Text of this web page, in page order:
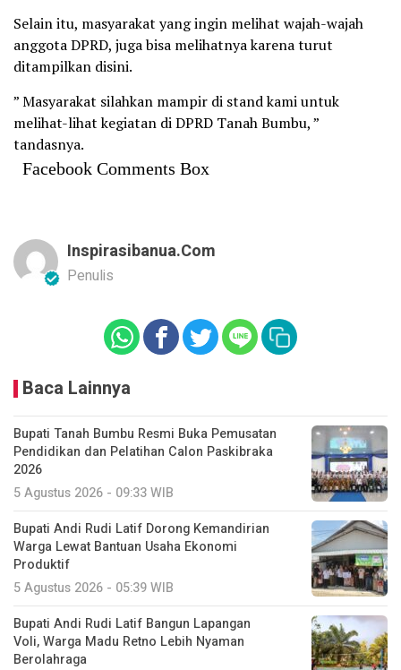
Selain itu, masyarakat yang ingin melihat wajah-wajah
anggota DPRD, juga bisa melihatnya karena turut
ditampilkan disini.
” Masyarakat silahkan mampir di stand kami untuk
melihat-lihat kegiatan di DPRD Tanah Bumbu, ”
tandasnya.
Facebook Comments Box
Inspirasibanua.com
Penulis
Baca Lainnya
Bupati Tanah Bumbu Resmi Buka Pemusatan
Pendidikan dan Pelatihan Calon Paskibraka
2026
5 Agustus 2026 - 09:33 WIB
Bupati Andi Rudi Latif Dorong Kemandirian
Warga Lewat Bantuan Usaha Ekonomi
Produktif
5 Agustus 2026 - 05:39 WIB
Bupati Andi Rudi Latif Bangun Lapangan
Voli, Warga Madu Retno Lebih Nyaman
Berolahraga